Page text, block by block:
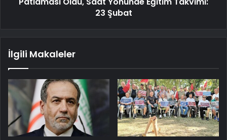
23 Şubat
İlgili Makaleler